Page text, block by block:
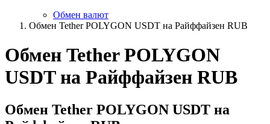
Обмен валют
Обмен Tether POLYGON USDT на Райффайзен RUB
Обмен Tether POLYGON
USDT на Райффайзен RUB
Обмен Tether POLYGON USDT на